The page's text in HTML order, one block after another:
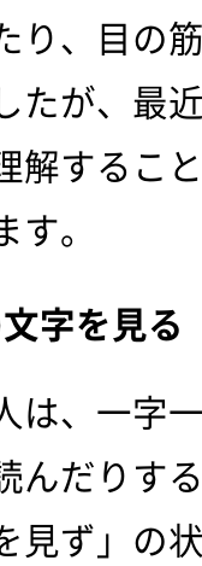
り、目の
たが、最
解するこ
。
字を見る
は、一字
んだりす
見ず」の